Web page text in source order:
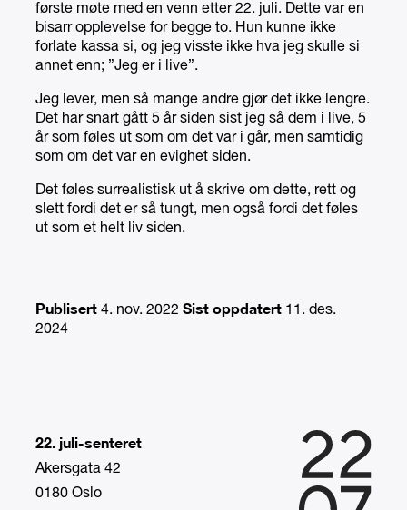
første møte med en venn etter 22. juli. Dette var en
bisarr opplevelse for begge to. Hun kunne ikke
forlate kassa si, og jeg visste ikke hva jeg skulle si
annet enn; ”Jeg er i live”.
Jeg lever, men så mange andre gjør det ikke lengre.
Det har snart gått 5 år siden sist jeg så dem i live, 5
år som føles ut som om det var i går, men samtidig
som om det var en evighet siden.
Det føles surrealistisk ut å skrive om dette, rett og
slett fordi det er så tungt, men også fordi det føles
ut som et helt liv siden.
Publisert 4. nov. 2022 Sist oppdatert 11. des.
2024
22. juli-senteret
Akersgata 42
0180 Oslo